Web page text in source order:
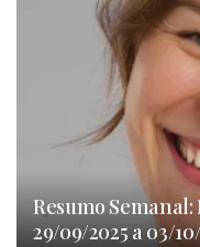
Resumo Semanal:
29/09/2025 a 03/